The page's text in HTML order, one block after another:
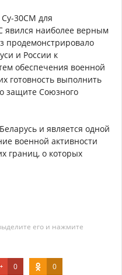
30СМ для
явился наиболее верным
продемонстрировало
и России к
обеспечения военной
готовность выполнить
защите Союзного
и является одной
военной активности
границ, о которых
его и нажмите
0 0